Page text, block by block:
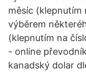
měsíc (klepnutím
výběrem
(klepnutím na
- online
kanadský dolar